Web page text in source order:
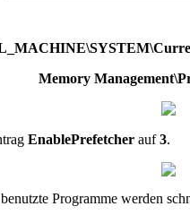
Memory
EnablePrefetcher auf3.
Programme werden